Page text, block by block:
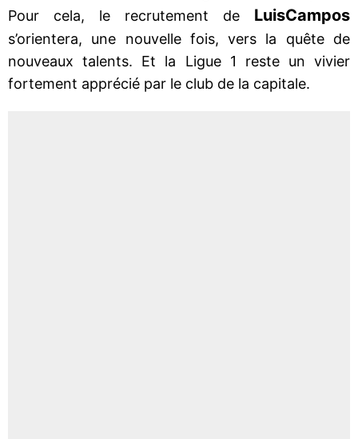
Pour cela, le recrutement de LuisCampos
s’orientera, une nouvelle fois, vers la quête de
nouveaux talents. Et la Ligue 1 reste un vivier
fortement apprécié par le club de la capitale.